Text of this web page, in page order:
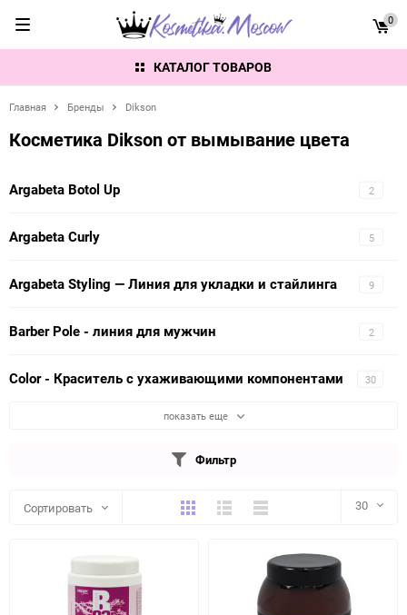
КАТАЛОГ ТОВАРОВ
0
Главная Бренды Dikson
Косметика Dikson от вымывание цвета
2
Argabeta Botol Up
5
Argabeta Curly
9
Argabeta Styling — Линия для укладки и стайлинга
2
Barber Pole - линия для мужчин
30
Color - Краситель с ухаживающими компонентами
показать еще
Фильтр
Сортировать ПлиткаПодробноКомпактно 30
60